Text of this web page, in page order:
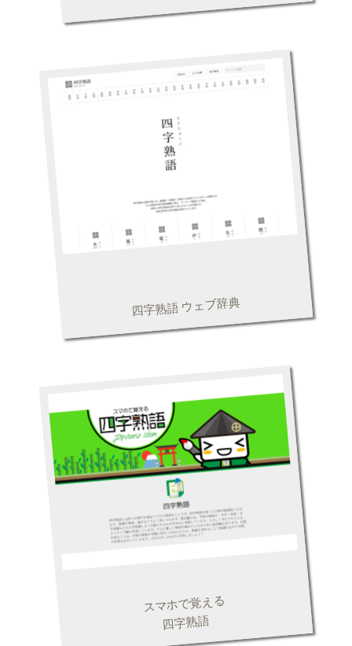
四字熟語 ウェブ辞典
スマホで覚える
四字熟語